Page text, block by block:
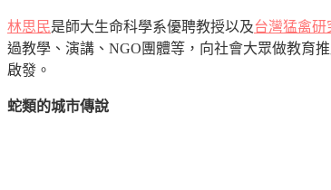
林思民是師大生命科學系優聘教授以及台灣猛禽研
過教學、演講、NGO團體等，向社會大眾做教育
啟發。
蛇類的城市傳說